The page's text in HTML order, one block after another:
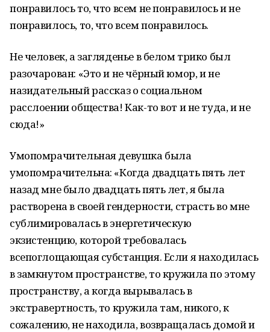
понравилось то, что всем не понравилось и не
понравилось, то, что всем понравилось.
Не человек, а загляденье в белом трико был
разочарован: «Это и не чёрный юмор, и не
назидательный рассказ о социальном
расслоении общества! Как-то вот и не туда, и не
сюда!»
Умопомрачительная девушка была
умопомрачительна: «Когда двадцать пять лет
назад мне было двадцать пять лет, я была
растворена в своей гендерности, страсть во мне
сублимировалась в энергетическую
экзистенцию, которой требовалась
всепоглощающая субстанция. Если я находилась
в замкнутом пространстве, то кружила по этому
пространству, а когда вырывалась в
экстравертность, то кружила там, никого, к
сожалению, не находила, возвращалась домой и